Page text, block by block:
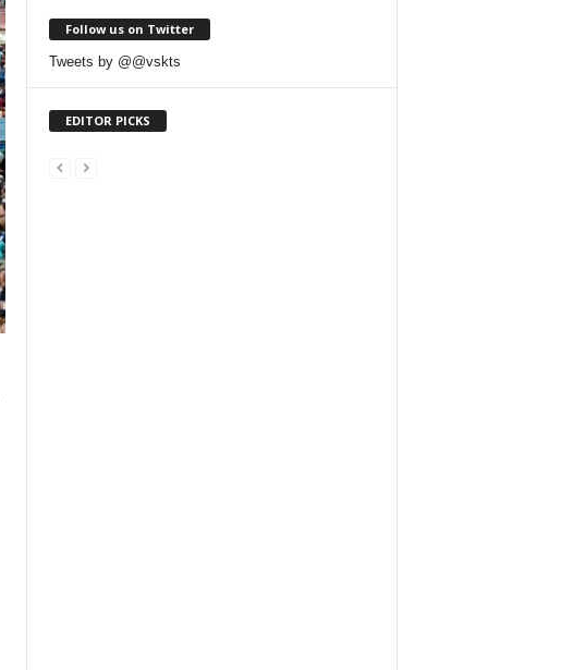
Follow us on Twitter
Tweets by @@vskts
EDITOR PICKS